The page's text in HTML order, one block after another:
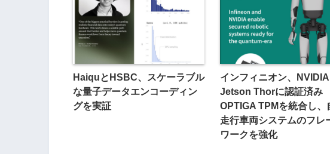
HaiquとHSBC、スケーラブル
な量子データエンコーディン
グを実証
インフィニオン、NVIDIA
Jetson Thorに認証済み
OPTIGA TPMを統合し、
走行車両システムのフレ
ワークを強化